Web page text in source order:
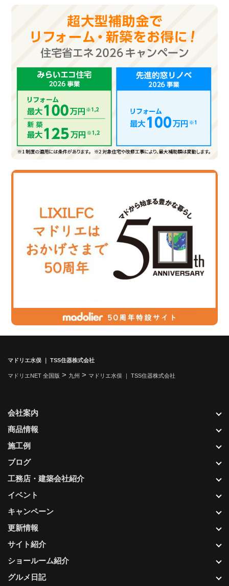
マドリエ水俣 ｜ TSS住器株式会社
マドリエNET 全国版 > 九州 > マドリエ水俣 ｜ TSS住器株式会社
更新情報
サイト紹介
ショールーム紹介
グルメ日記
会社案内
商品情報
施工例
ブログ
工務店・建築会社紹介
イベント
キャンペーン